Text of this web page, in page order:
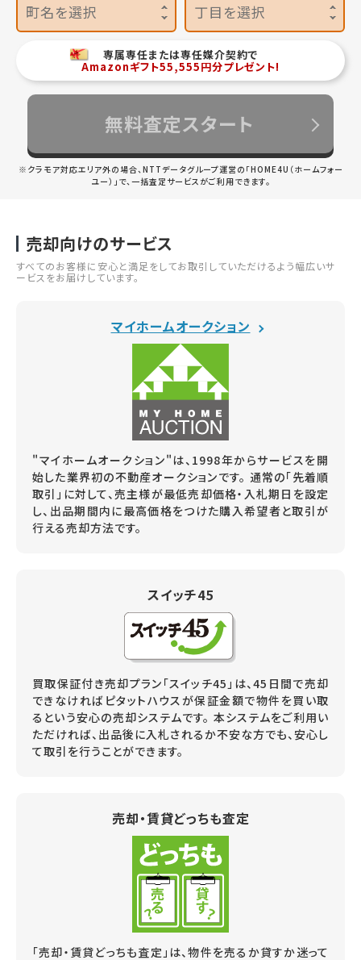
町名を選択 丁目を選択
専属専任または専任媒介契約で
Amazonギフト55,555円分プレゼント!
無料査定スタート
※クラモア対応エリア外の場合、NTTデータグループ運営の「HOME4U（ホームフォー
ユー）」で、一括査定サービスがご利用できます。
売却向けのサービス
すべてのお客様に安心と満足をしてお取引していただけるよう幅広いサ
ービスをお届けしています。
マイホームオークション
"マイホームオークション"は、1998年からサービスを開
始した業界初の不動産オークションです。 通常の「先着順
取引」に対して、売主様が最低売却価格・入札期日を設定
し、出品期間内に最高価格をつけた購入希望者と取引が
行える売却方法です。
スイッチ45
買取保証付き売却プラン「スイッチ45」は、45日間で売却
できなければピタットハウスが保証金額で物件を買い取
るという安心の売却システムです。 本システムをご利用い
ただければ、出品後に入札されるか不安な方でも、安心し
て取引を行うことができます。
売却・賃貸どっちも査定
「売却・賃貸どっちも査定」は、物件を売るか貸すか迷って